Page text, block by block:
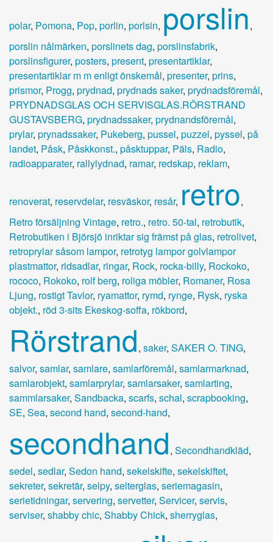
polar, Pomona, Pop, porlin, porlsin, porslin,
porslin nålmärken, porslinets dag, porslinsfabrik,
porslinsfigurer, posters, present, presentartiklar,
presentartiklar m m enligt önskemål, presenter, prins,
prismor, Progg, prydnad, prydnads saker, prydnadsföremål,
PRYDNADSGLAS OCH SERVISGLAS.RÖRSTRAND
GUSTAVSBERG, prydnadssaker, prydnandsföremål,
prylar, prynadssaker, Pukeberg, pussel, puzzel, pyssel, på
landet, Påsk, Påskkonst., påsktuppar, Päls, Radio,
radioapparater, rallylydnad, ramar, redskap, reklam,
renoverat, reservdelar, resväskor, resår, retro,
Retro försäljning Vintage, retro., retro. 50-tal, retrobutik,
Retrobutiken i Björsjö inriktar sig främst på glas, retrolivet,
retroprylar såsom lampor, retrotyg lampor golvlampor
plastmattor, ridsadlar, ringar, Rock, rocka-billy, Rockoko,
rococo, Rokoko, rolf berg, roliga möbler, Romaner, Rosa
Ljung, rostigt Tavlor, ryamattor, rymd, rynge, Rysk, ryska
objekt., röd 3-sits Ekeskog-soffa, rökbord,
Rörstrand, saker, SAKER O. TING,
salvor, samlar, samlare, samlarföremål, samlarmarknad,
samlarobjekt, samlarprylar, samlarsaker, samlarting,
sammlarsaker, Sandbacka, scarfs, schal, scrapbooking,
SE, Sea, second hand, second-hand,
secondhand, Secondhandkläd,
sedel, sedlar, Sedon hand, sekelskifte, sekelskiftet,
sekreter, sekretär, selpy, selterglas, seriemagasin,
serietidningar, servering, servetter, Servicer, servis,
serviser, shabby chic, Shabby Chick, sherryglas,